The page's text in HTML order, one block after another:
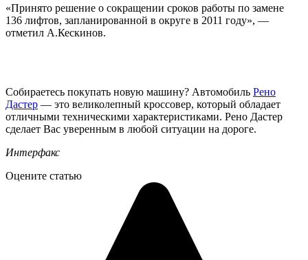
«Принято решение о сокращении сроков работы по замене
136 лифтов, запланированной в округе в 2011 году», —
отметил А.Кескинов.
Собираетесь покупать новую машину? Автомобиль Рено
Дастер — это великолепный кроссовер, который обладает
отличными техническими характеристиками. Рено Дастер
сделает Вас уверенным в любой ситуации на дороге.
Интерфакс
Оцените статью